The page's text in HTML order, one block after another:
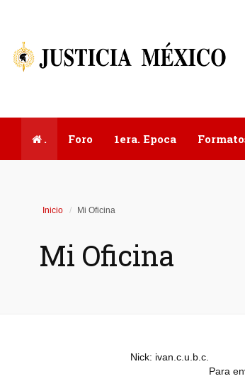
. Foro 1era. Epoca
Inicio Mi Oficina
Mi Oficina
Nick: ivan.c.u.b.c.
Para